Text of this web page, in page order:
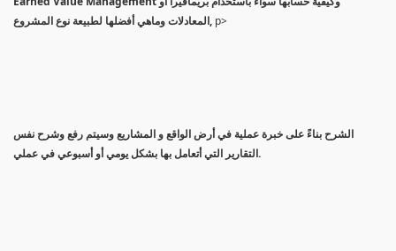
المعادلات وماهي أفضلها لطبيعة نوع المشروع, p>
الشرح بناءً على خبرة عملية في أرض الواقع و المشاريع وسيتم رفع وشرح نفس
التقارير التي أتعامل بها بشكل يومي أو أسبوعي في عملي.